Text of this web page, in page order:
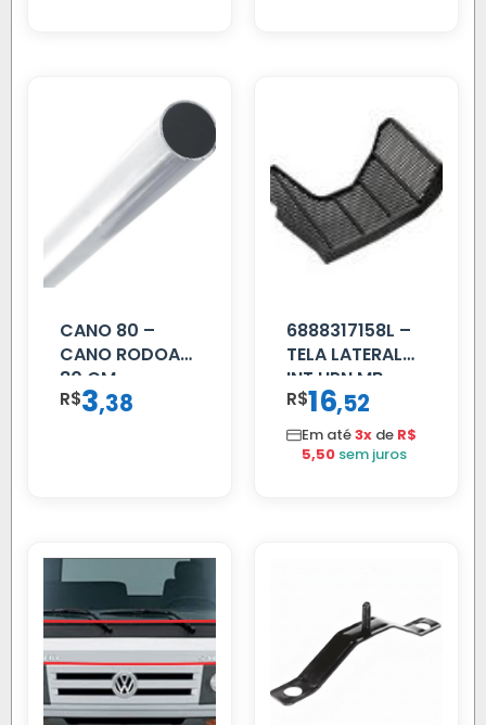
CANO 80 –
CANO RODOAR
80 CM
R$3,38
6888317158L –
TELA LATERAL
INT HPN MB
709/MB 1618 LD
TELA
R$16,52
Em até3x de R$
5,50 sem juros